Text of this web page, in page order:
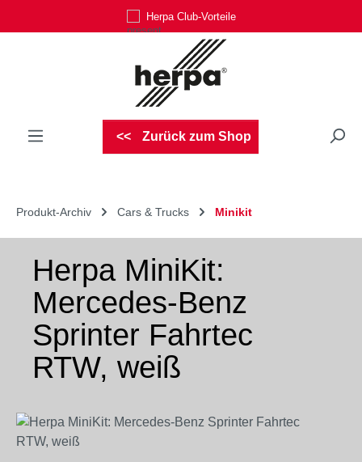
Zum Hauptinhalt springenHerpa Club-Vorteile
Zurück zum Shop
Produkt-Archiv Cars & Trucks Minikit
Herpa MiniKit:
Mercedes-Benz
Sprinter Fahrtec
RTW, weiß
Bildergalerie überspringen